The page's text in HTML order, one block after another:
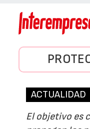
ACTUALIDAD
El objetivo es